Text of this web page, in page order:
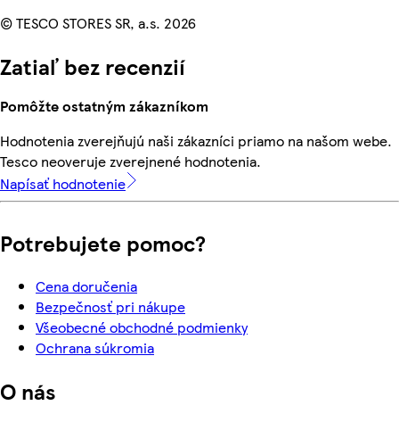
© TESCO STORES SR, a.s. 2026
Zatiaľ bez recenzií
Pomôžte ostatným zákazníkom
Hodnotenia zverejňujú naši zákazníci priamo na našom webe.
Tesco neoveruje zverejnené hodnotenia.
Napísať hodnotenie
Potrebujete pomoc?
Cena doručenia
Bezpečnosť pri nákupe
Všeobecné obchodné podmienky
Ochrana súkromia
O nás